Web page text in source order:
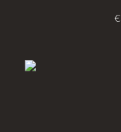
€